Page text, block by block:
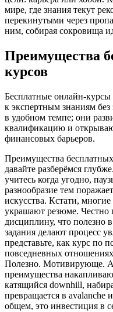
мире, где знания текут
перекинутыми через
ним, собирая сокровища
Преимущества
курсов
Бесплатные онлайн-
к экспертным знаниям без
в удобном темпе; они
квалификацию и
финансовых барьеров.
Преимущества
давайте разберёмся
учитесь когда угодно,
разнообразие тем
искусства. Кстати,
украшают резюме. Честно
дисциплину, что полезно
задания делают процесс
представьте, как курс по
повседневных
Полезно. Мотивирующе. А
преимущества
катящийся downhill,
превращается в avalanche
общем, это инвестиция в